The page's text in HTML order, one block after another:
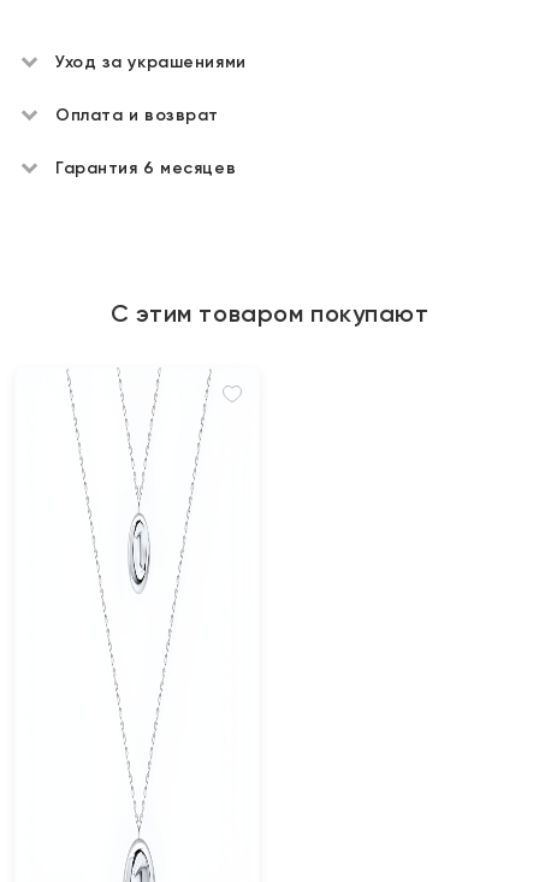
Уход за украшениями
Оплата и возврат
Гарантия 6 месяцев
С этим товаром покупают